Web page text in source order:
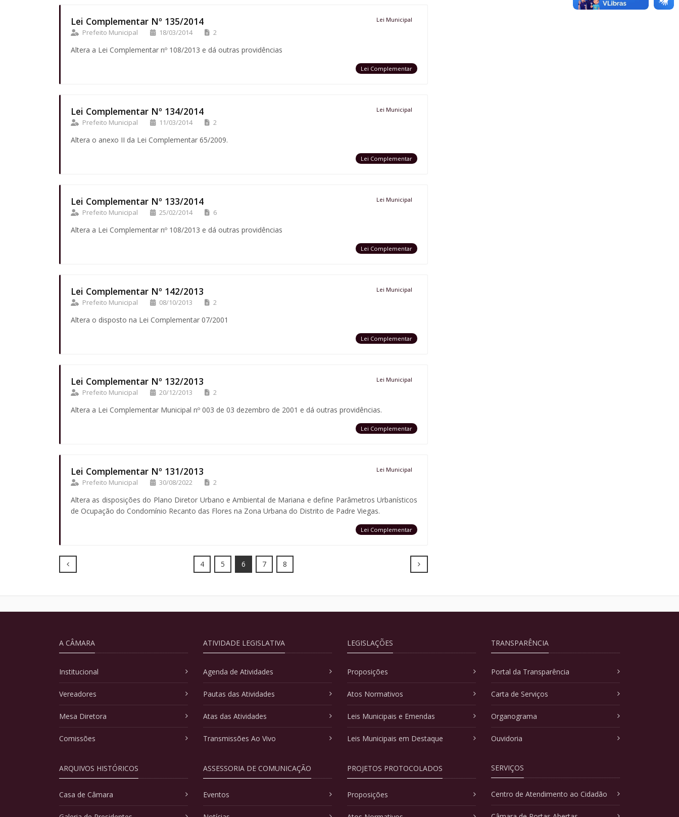
Lei Complementar Nº 135/2014 Lei Municipal
Prefeito Municipal 18/03/2014 2
Altera a Lei Complementar nº 108/2013 e dá outras providências
Lei Complementar
Lei Complementar Nº 134/2014 Lei Municipal
Prefeito Municipal 11/03/2014 2
Altera o anexo II da Lei Complementar 65/2009.
Lei Complementar
Lei Complementar Nº 133/2014 Lei Municipal
Prefeito Municipal 25/02/2014 6
Altera a Lei Complementar nº 108/2013 e dá outras providências
Lei Complementar
Lei Complementar Nº 142/2013 Lei Municipal
Prefeito Municipal 08/10/2013 2
Altera o disposto na Lei Complementar 07/2001
Lei Complementar
Lei Complementar Nº 132/2013 Lei Municipal
Prefeito Municipal 20/12/2013 2
Altera a Lei Complementar Municipal nº 003 de 03 dezembro de 2001 e dá outras providências.
Lei Complementar
Lei Complementar Nº 131/2013 Lei Municipal
Prefeito Municipal 30/08/2022 2
Altera as disposições do Plano Diretor Urbano e Ambiental de Mariana e define Parâmetros Urbanísticos
de Ocupação do Condomínio Recanto das Flores na Zona Urbana do Distrito de Padre Viegas.
Lei Complementar
Prev 4 5 6 7 8 Next
A CÂMARA
Institucional
Vereadores
Mesa Diretora
Comissões
ARQUIVOS HISTÓRICOS
Casa de Câmara
ATIVIDADE LEGISLATIVA
Agenda de Atividades
Pautas das Atividades
Atas das Atividades
Transmissões Ao Vivo
ASSESSORIA DE COMUNICAÇÃO
Eventos
LEGISLAÇÕES
Proposições
Atos Normativos
Leis Municipais e Emendas
Leis Municipais em Destaque
PROJETOS PROTOCOLADOS
Proposições
TRANSPARÊNCIA
Portal da Transparência
Carta de Serviços
Organograma
Ouvidoria
SERVIÇOS
Centro de Atendimento ao Cidadão